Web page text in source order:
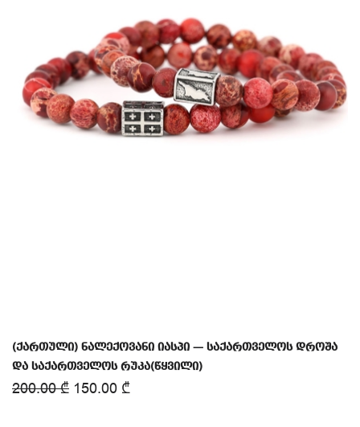
(ქართული) ნალექოვანი იასპი — საქართველოს დროშა
და საქართველოს რუკა(წყვილი)
200.00₾ 150.00 ₾